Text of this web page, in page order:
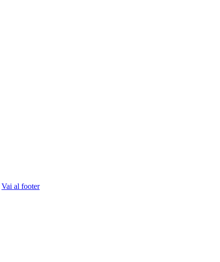
Vai al footer